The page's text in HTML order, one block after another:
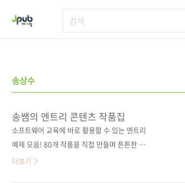
송상수
송쌤의 엔트리 콘텐츠 작품집
소프트웨어 교육에 바로 활용할 수 있는 엔트리
예제 모음! 80개 작품을 직접 만들며 튼튼한 코
딩 근육을 키워 보자!도서구매 사이트(가나다순)
더보기